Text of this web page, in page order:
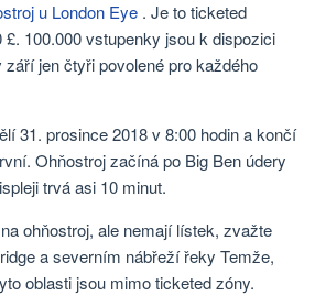
u London Eye . Je to ticketed
100.000 vstupenky jsou k dispozici
jen čtyři povolené pro každého
31. prosince 2018 v 8:00 hodin a končí
Ohňostroj začíná po Big Ben údery
trvá asi 10 minut.
ohňostroj, ale nemají lístek, zvažte
a severním nábřeží řeky Temže,
oblasti jsou mimo ticketed zóny.